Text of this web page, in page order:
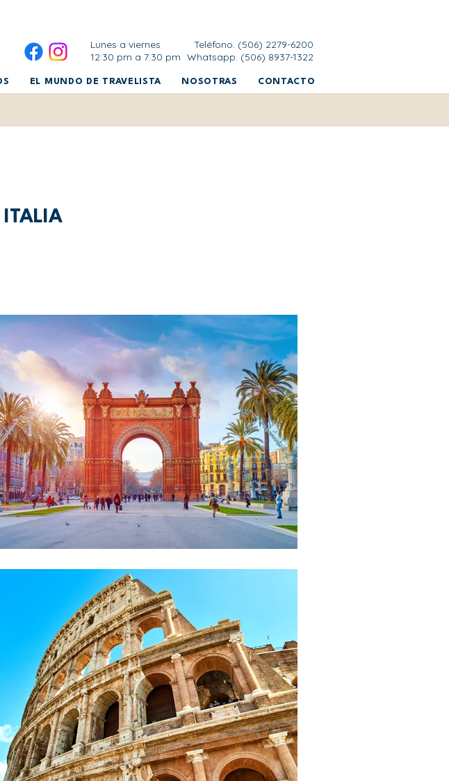
Lunes a viernes
12:30 pm a 7:30 pm
Teléfono. (506) 2279-6200
Whatsapp. (506) 8937-1322
EL MUNDO DE TRAVELISTA NOSOTRAS CONTACTO
ITALIA